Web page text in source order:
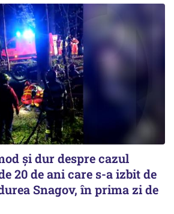
și dur despre cazul
20 de ani care s-a izbit de
Snagov, în prima zi de